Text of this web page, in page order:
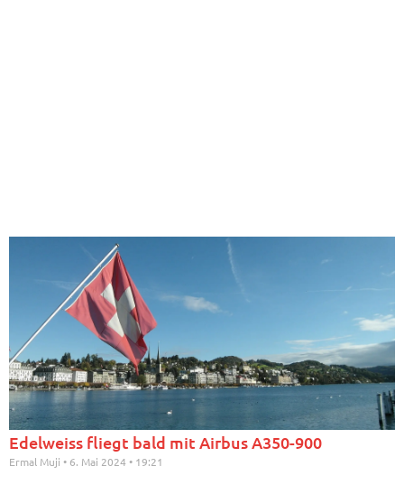
Edelweiss fliegt bald mit Airbus A350-900
Ermal Muji 6. Mai 2024 19:21